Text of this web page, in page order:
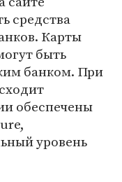
средства
Карты
быть
банком. При
обеспечены
уровень